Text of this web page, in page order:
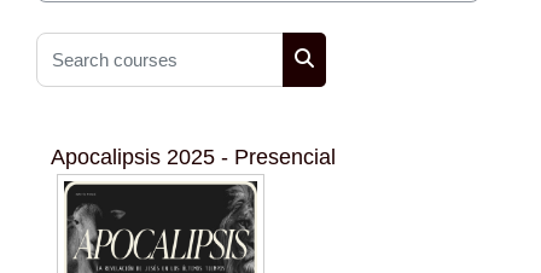
Search courses
Search courses
Apocalipsis 2025 - Presencial